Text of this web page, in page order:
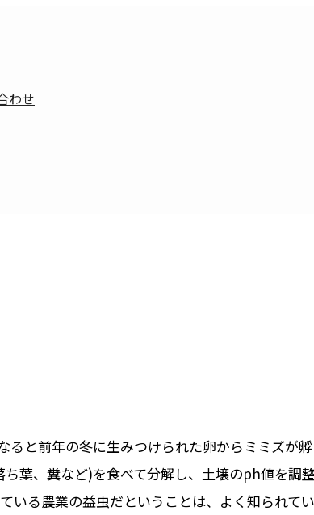
わせ
と前年の冬に生みつけられた卵からミミズが孵
葉、糞など)を食べて分解し、土壌のph値を
る農業の益虫だということは、よく知られてい